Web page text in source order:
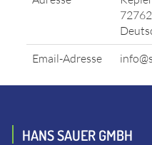
Email-Adresse
HANS SAUER GMBH